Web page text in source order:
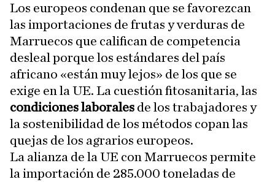
Los europeos condenan que se favorezcan
las importaciones de frutas y verduras de
Marruecos que califican de competencia
desleal porque los estándares del país
africano «están muy lejos» de los que se
exige en la UE. La cuestión fitosanitaria, las
condiciones laborales de los trabajadores y
la sostenibilidad de los métodos copan las
quejas de los agrarios europeos.
La alianza de la UE con Marruecos permite
la importación de 285.000 toneladas de